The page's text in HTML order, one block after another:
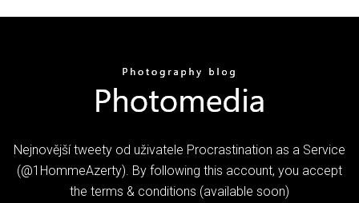
Nejnovější tweety od uživatele Procrastination as a Service
(@1HommeAzerty). By following this account, you accept
the terms & conditions (available soon)